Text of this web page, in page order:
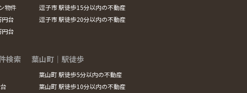
物件
円台
円台
逗子市 駅徒歩15分以内の不動産
逗子市 駅徒歩20分以内の不動産
検索 葉山町｜駅徒歩
葉山町 駅徒歩5分以内の不動産
葉山町 駅徒歩10分以内の不動産